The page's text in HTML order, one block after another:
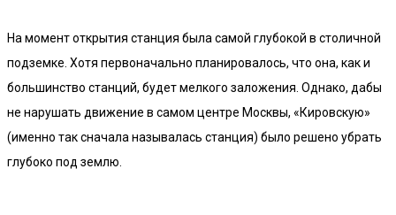
На момент открытия станция была самой глубокой в столичной
подземке. Хотя первоначально планировалось, что она, как и
большинство станций, будет мелкого заложения. Однако, дабы
не нарушать движение в самом центре Москвы, «Кировскую»
(именно так сначала называлась станция) было решено убрать
глубоко под землю.